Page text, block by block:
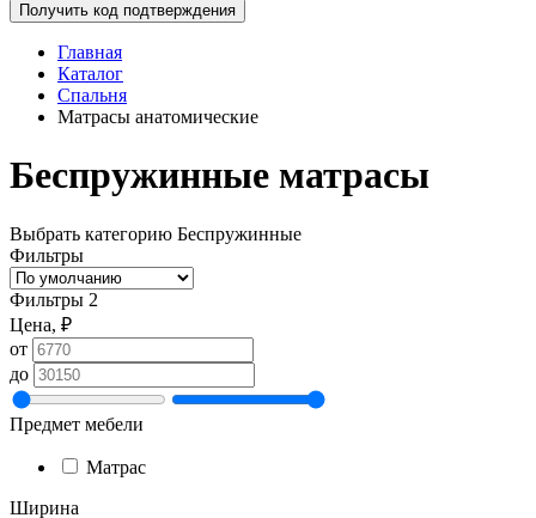
Получить код подтверждения
Главная
Каталог
Спальня
Матрасы анатомические
Беспружинные матрасы
Выбрать категорию Беспружинные
Фильтры
Фильтры 2
Цена, ₽
от
до
Предмет мебели
Матрас
Ширина